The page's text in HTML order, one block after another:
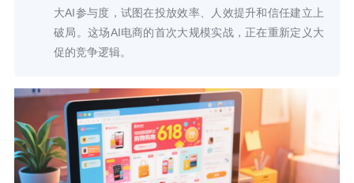
大AI参与度，试图在投放效率、人效提升和信任建立上
破局。这场AI电商的首次大规模实战，正在重新定义大
促的竞争逻辑。